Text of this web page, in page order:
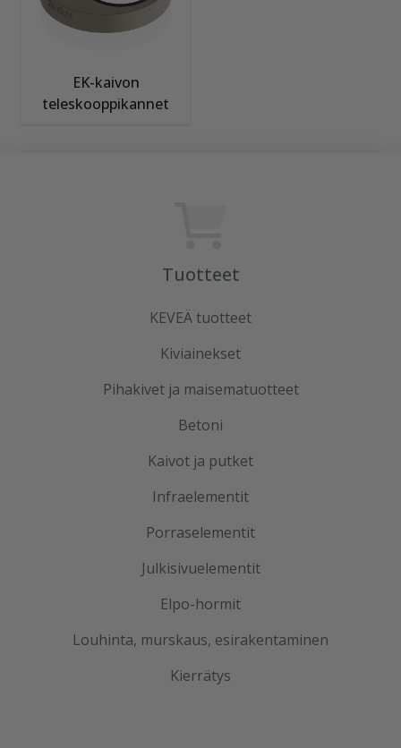
EK-kaivon
teleskooppikannet
Tuotteet
KEVEÄ tuotteet
Kiviainekset
Pihakivet ja maisematuotteet
Betoni
Kaivot ja putket
Infraelementit
Porraselementit
Julkisivuelementit
Elpo-hormit
Louhinta, murskaus, esirakentaminen
Kierrätys